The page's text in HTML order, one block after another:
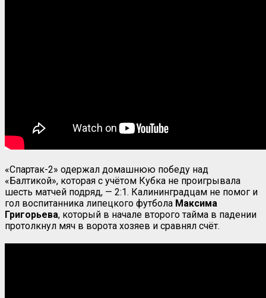
«Спартак-2» одержал домашнюю победу над
«Балтикой», которая с учётом Кубка не проигрывала
шесть матчей подряд, — 2:1. Калининградцам не помог и
гол воспитанника липецкого футбола Максима
Григорьева, который в начале второго тайма в падении
протолкнул мяч в ворота хозяев и сравнял счёт.